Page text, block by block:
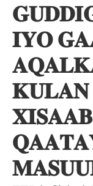
𝐈𝐘𝐎
𝐊𝐔𝐋𝐀𝐍